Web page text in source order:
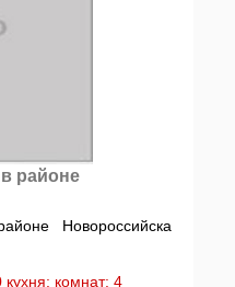
районе
Новороссийска
комнат: 4